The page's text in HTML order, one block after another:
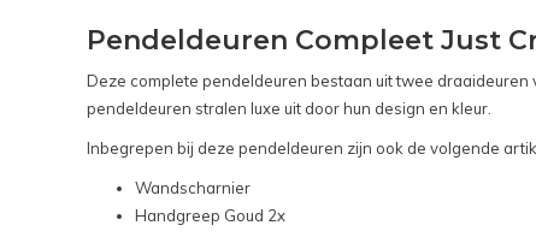
Pendeldeuren Compleet Just
Deze complete pendeldeuren bestaan uit twee
pendeldeuren stralen luxe uit door hun design en kleur.
Inbegrepen bij deze pendeldeuren zijn ook de volgende
Wandscharnier
Handgreep Goud 2x